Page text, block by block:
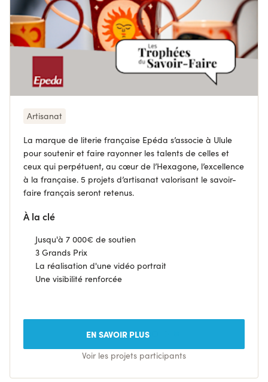
Artisanat
La marque de literie française Epéda s’associe à Ulule
pour soutenir et faire rayonner les talents de celles et
ceux qui perpétuent, au cœur de l’Hexagone, l’excellence
à la française. 5 projets d’artisanat valorisant le savoir-
faire français seront retenus.
À la clé
Jusqu'à 7 000€ de soutien
3 Grands Prix
La réalisation d'une vidéo portrait
Une visibilité renforcée
EN SAVOIR PLUS
Voir les projets participants